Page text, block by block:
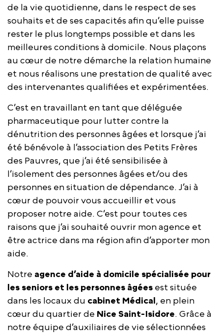
de la vie quotidienne, dans le respect de ses
souhaits et de ses capacités afin qu’elle puisse
rester le plus longtemps possible et dans les
meilleures conditions à domicile. Nous plaçons
au cœur de notre démarche la relation humaine
et nous réalisons une prestation de qualité avec
des intervenantes qualifiées et expérimentées.
C’est en travaillant en tant que déléguée
pharmaceutique pour lutter contre la
dénutrition des personnes âgées et lorsque j’ai
été bénévole à l’association des Petits Frères
des Pauvres, que j’ai été sensibilisée à
l’isolement des personnes âgées et/ou des
personnes en situation de dépendance. J’ai à
cœur de pouvoir vous accueillir et vous
proposer notre aide. C’est pour toutes ces
raisons que j’ai souhaité ouvrir mon agence et
être actrice dans ma région afin d’apporter mon
aide.
Notre agence d’aide à domicile spécialisée pour
les seniors et les personnes âgées est située
dans les locaux du cabinet Médical, en plein
cœur du quartier de Nice Saint-Isidore. Grâce à
notre équipe d’auxiliaires de vie sélectionnées